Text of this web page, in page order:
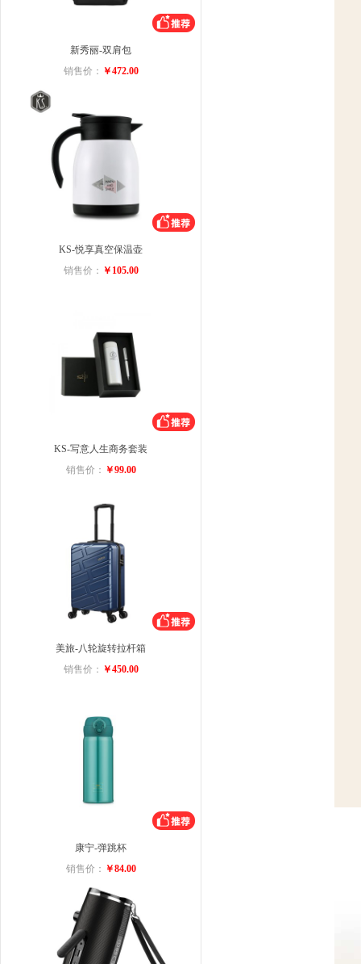
新秀丽-双肩包
销售价： ￥472.00
KS-悦享真空保温壶
销售价： ￥105.00
KS-写意人生商务套装
销售价： ￥99.00
美旅-八轮旋转拉杆箱
销售价： ￥450.00
康宁-弹跳杯
销售价： ￥84.00